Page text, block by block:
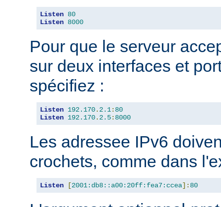
Listen 80
Listen 8000
Pour que le serveur
sur deux interfaces et
spécifiez :
Listen 192.170. 2.1: 80
Listen 192.170. 2.5: 8000
Les adressee IPv6
crochets, comme dans
Listen [2001:db8::a00:20ff:fea7:ccea]: 80